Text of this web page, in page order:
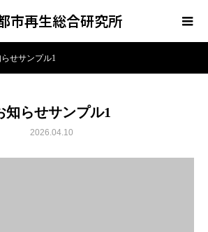
市再生総合研究所
らせサンプル1
知らせサンプル1
2026.04.10